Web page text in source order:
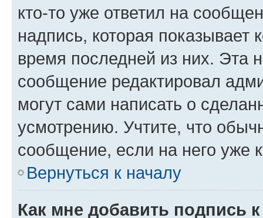
кто-то уже ответил на
надпись, которая показывает
время последней из них. Эта
сообщение редактировал
могут сами написать о
усмотрению. Учтите, что
сообщение, если на него уже
Вернуться к началу
Как мне добавить подпись